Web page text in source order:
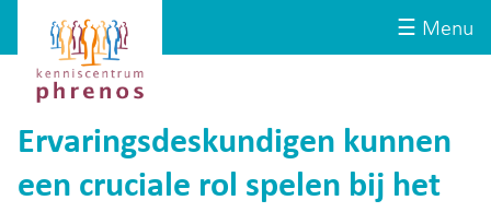
☰ Menu
Kenniscentrum
Phrenos
website
Ervaringsdeskundigen kunnen
een cruciale rol spelen bij het